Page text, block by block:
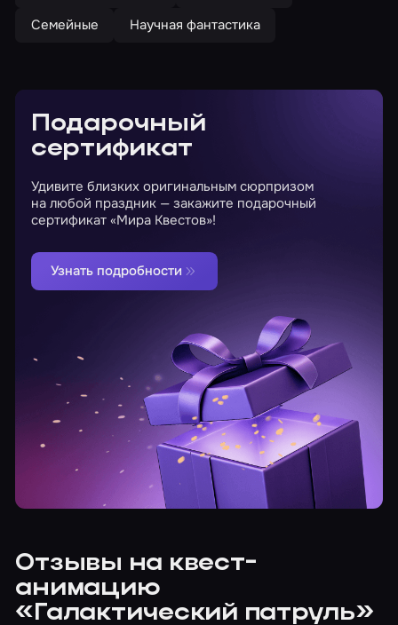
Семейные
Научная фантастика
Подарочный
сертификат
Удивите близких оригинальным сюрпризом
на любой праздник — закажите подарочный
сертификат «Мира Квестов»!
Узнать подробности
Отзывы на квест-
анимацию
«Галактический патруль»